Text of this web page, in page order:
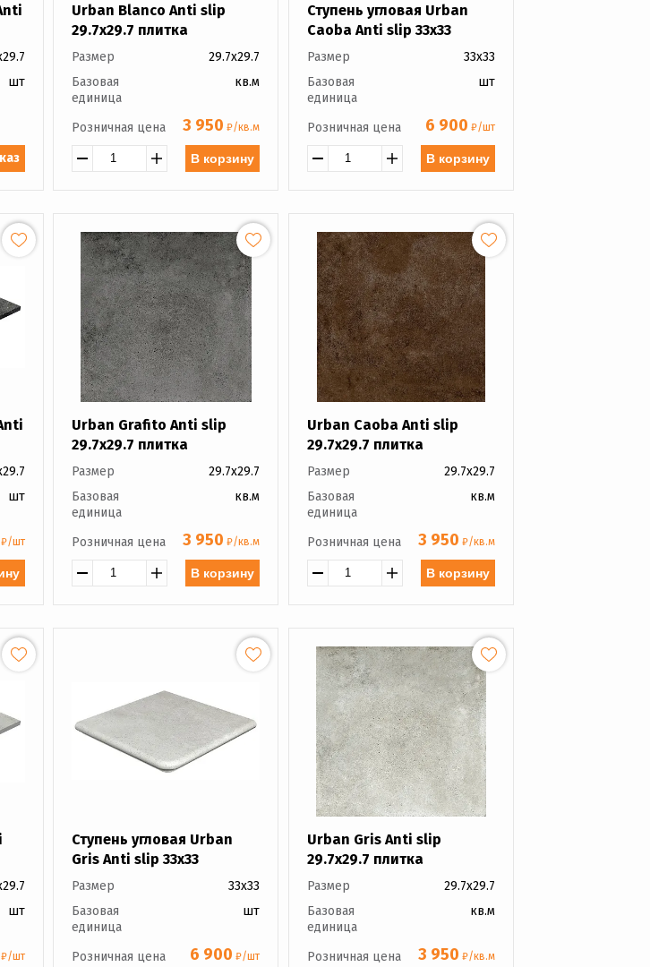
шт
Urban Blanco Anti slip
29.7x29.7 плитка
Размер
29.7x29.7
Базовая
единица
кв.м
Розничная цена 3 950 ₽/кв.м
В корзину
Ступень угловая Urban
Caoba Anti slip 33x33
Размер
33x33
Базовая
единица
шт
Розничная цена 6 900 ₽/шт
В корзину
шт
₽/шт
Urban Grafito Anti slip
29.7x29.7 плитка
Размер
29.7x29.7
Базовая
единица
кв.м
Розничная цена 3 950 ₽/кв.м
В корзину
Urban Caoba Anti slip
29.7x29.7 плитка
Размер
29.7x29.7
Базовая
единица
кв.м
Розничная цена 3 950 ₽/кв.м
В корзину
шт
₽/шт
Ступень угловая Urban
Gris Anti slip 33x33
Размер
33x33
Базовая
единица
шт
Розничная цена 6 900 ₽/шт
Urban Gris Anti slip
29.7x29.7 плитка
Размер
29.7x29.7
Базовая
единица
кв.м
Розничная цена 3 950 ₽/кв.м